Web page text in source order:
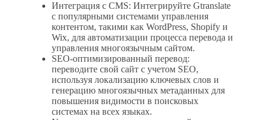
Интеграция с CMS: Интегрируйте Gtranslate
с популярными системами управления
контентом, такими как WordPress, Shopify и
Wix, для автоматизации процесса перевода и
управления многоязычным сайтом.
SEO-оптимизированный перевод:
переводите свой сайт с учетом SEO,
используя локализацию ключевых слов и
генерацию многоязычных метаданных для
повышения видимости в поисковых
системах на всех языках.